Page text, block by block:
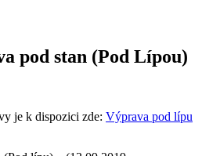
pod stan (Pod Lípou)
je k dispozici zde: Výprava pod lípu